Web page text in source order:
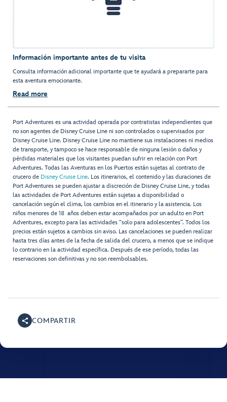
Información importante antes de tu visita
Consulta información adicional importante que te ayudará a prepararte para
esta aventura emocionante.
Read more
Port Adventures es una actividad operada por contratistas independientes que
no son agentes de Disney Cruise Line ni son controlados o supervisados por
Disney Cruise Line. Disney Cruise Line no mantiene sus instalaciones ni medios
de transporte, y tampoco se hace responsable de ninguna lesión o daños y
pérdidas materiales que los visitantes puedan sufrir en relación con Port
Adventures. Todas las Aventuras en los Puertos están sujetas al contrato de
crucero de Disney Cruise Line. Los itinerarios, el contenido y las duraciones de
Port Adventures se pueden ajustar a discreción de Disney Cruise Line, y todas
las actividades de Port Adventures están sujetas a disponibilidad o
cancelación según el clima, los cambios en el itinerario y la asistencia. Los
niños menores de 18 años deben estar acompañados por un adulto en Port
Adventures, excepto para las actividades “solo para adolescentes”. Todos los
precios están sujetos a cambios sin aviso. Las cancelaciones se pueden realizar
hasta tres días antes de la fecha de salida del crucero, a menos que se indique
lo contrario en la actividad específica. Después de ese período, todas las
reservaciones son definitivas y no son reembolsables.
COMPARTIR